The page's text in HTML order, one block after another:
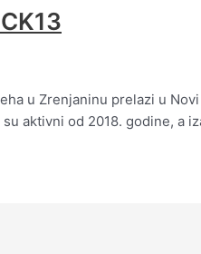
u Zrenjaninu prelazi u
aktivni od 2018. godine, a